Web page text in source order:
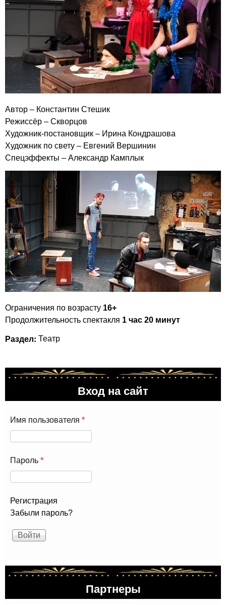
Автор – Константин Стешик
Режиссёр – Скворцов
Художник-постановщик – Ирина Кондрашова
Художник по свету – Евгений Вершинин
Спецэффекты – Александр Камплык
Ограничения по возрасту 16+
Продолжительность спектакля 1 час 20 минут
Раздел: Театр
Вход на сайт
Имя пользователя *
Пароль *
Регистрация
Забыли пароль?
Партнеры